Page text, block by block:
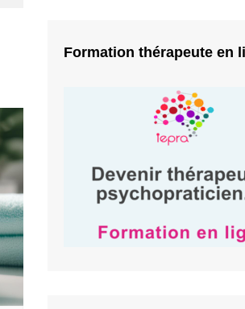
Formation thérapeute en